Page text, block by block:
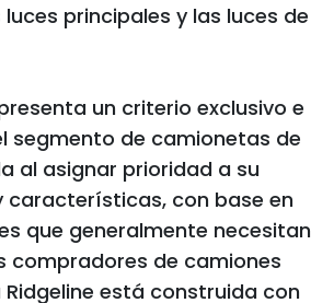
principales y las luces de
un criterio exclusivo e
segmento de camionetas de
al asignar prioridad a su
características, con base en
que generalmente necesitan
compradores de camiones
Ridgeline está construida con